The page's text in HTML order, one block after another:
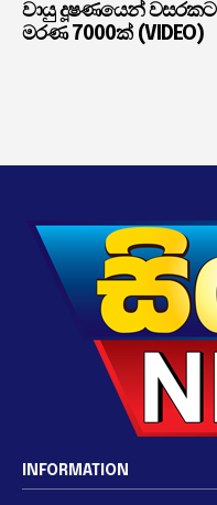
වායු දූෂණයෙන් වසරකට
මරණ 7000ක් (VIDEO)
INFORMATION